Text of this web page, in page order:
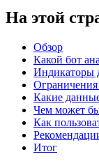
На этой
Обзор
Какой бот
Индикаторы
Какие
Чем может
Как
Итог